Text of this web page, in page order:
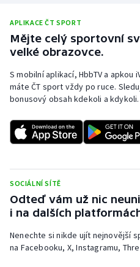
Ragby
Rychlobruslení
Rychlostní kanoistika
Short track
Stolní tenis
Triatlon
Veslování
APLIKACE ČT SPORT
Mějte celý sportovní
velké obrazovce.
S mobilní aplikací, HbbTV a
máte ČT sport vždy po ruce.
bonusový obsah kdekoli a kdykoli.
SOCIÁLNÍ SÍTĚ
Odteď vám už nic
i na dalších
Nenechte si nikde ujít nejnovější
na Facebooku, X, Instagramu,